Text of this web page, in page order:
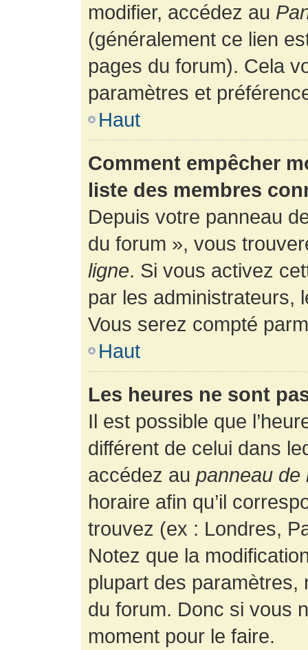
modifier, accédez au
(généralement ce lien
pages du forum). Cela
paramètres et
Haut
Comment empêcher
liste des membres
Depuis votre panneau
du forum », vous
ligne. Si vous activez
par les administrateurs,
Vous serez compté
Haut
Les heures ne sont
Il est possible que
différent de celui dans
accédez au panneau de
horaire afin qu’il
trouvez (ex : Londres,
Notez que la
plupart des paramètres,
du forum. Donc si vous
moment pour le faire.